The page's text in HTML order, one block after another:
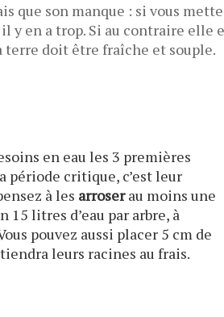
que son manque : si vous
y en a trop. Si au contraire elle
terre doit être fraîche et souple.
en eau les 3 premières
période critique, c’est leur
à les arroserau moins une
litres d’eau par arbre, à
pouvez aussi placer 5 cm de
leurs racines au frais.